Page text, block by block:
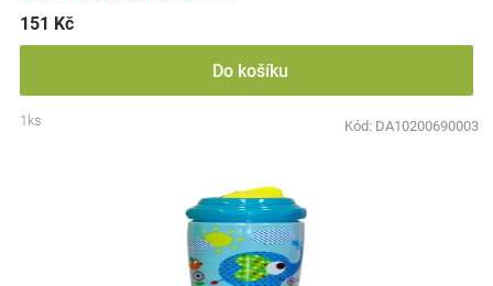
Přihlášení
151 Kč
Do košíku
1ks Kód: DA10200690003